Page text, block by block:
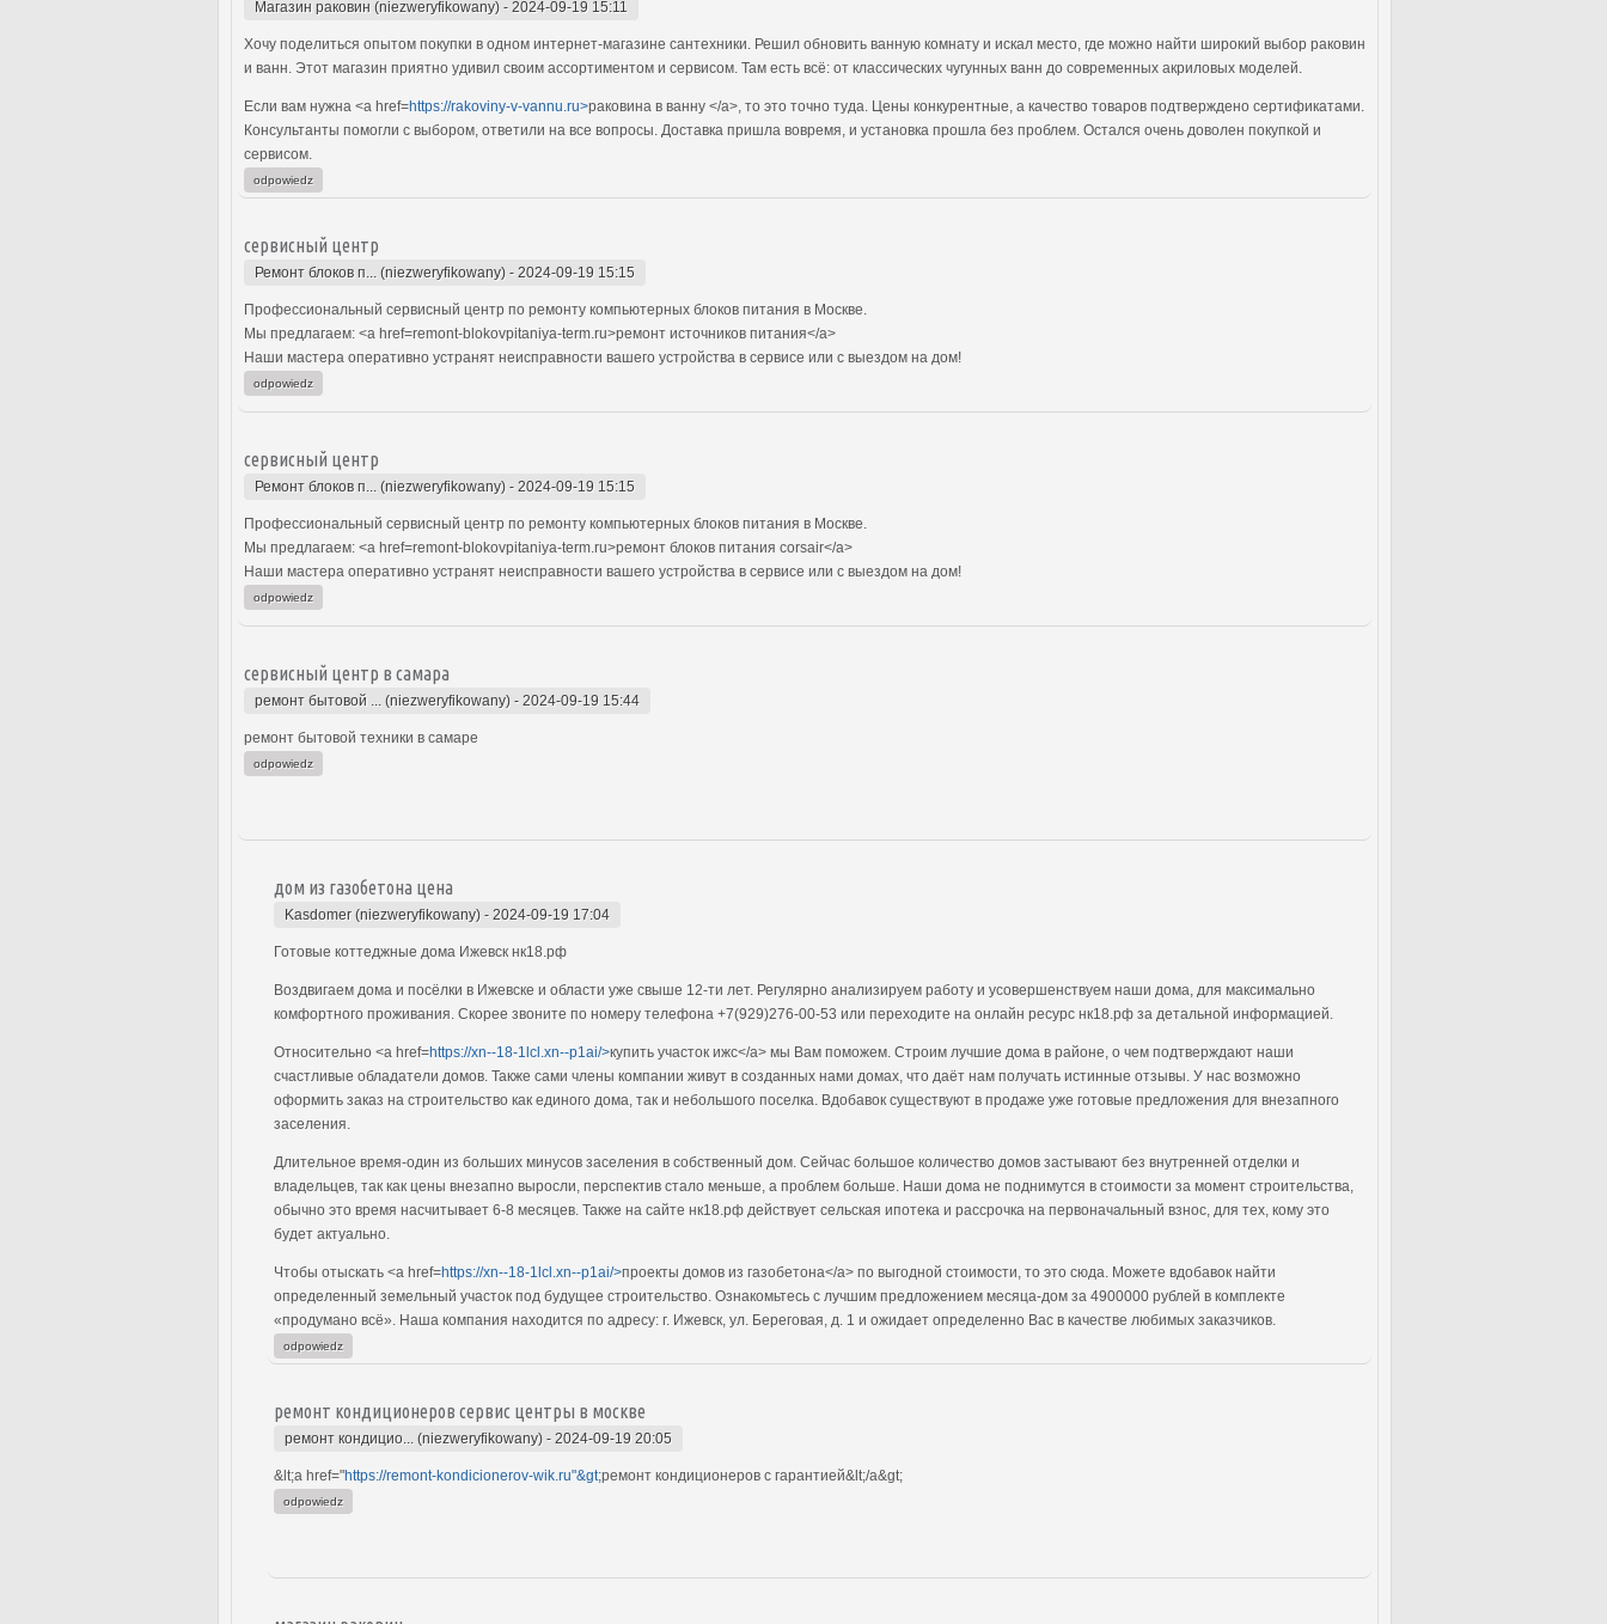
Магазин раковин (niezweryfikowany) - 2024-09-19 15:11
Хочу поделиться опытом покупки в одном интернет-магазине сантехники. Решил обновить ванную комнату и искал место, где можно найти широкий выбор раковин
и ванн. Этот магазин приятно удивил своим ассортиментом и сервисом. Там есть всё: от классических чугунных ванн до современных акриловых моделей.
Если вам нужна <a href=https://rakoviny-v-vannu.ru>раковина в ванну </a>, то это точно туда. Цены конкурентные, а качество товаров подтверждено сертификатами.
Консультанты помогли с выбором, ответили на все вопросы. Доставка пришла вовремя, и установка прошла без проблем. Остался очень доволен покупкой и
сервисом.
odpowiedz
сервисный центр
Ремонт блоков п... (niezweryfikowany) - 2024-09-19 15:15
Профессиональный сервисный центр по ремонту компьютерных блоков питания в Москве.
Мы предлагаем: <a href=remont-blokovpitaniya-term.ru>ремонт источников питания</a>
Наши мастера оперативно устранят неисправности вашего устройства в сервисе или с выездом на дом!
odpowiedz
сервисный центр
Ремонт блоков п... (niezweryfikowany) - 2024-09-19 15:15
Профессиональный сервисный центр по ремонту компьютерных блоков питания в Москве.
Мы предлагаем: <a href=remont-blokovpitaniya-term.ru>ремонт блоков питания corsair</a>
Наши мастера оперативно устранят неисправности вашего устройства в сервисе или с выездом на дом!
odpowiedz
сервисный центр в самара
ремонт бытовой ... (niezweryfikowany) - 2024-09-19 15:44
ремонт бытовой техники в самаре
odpowiedz
дом из газобетона цена
Kasdomer (niezweryfikowany) - 2024-09-19 17:04
Готовые коттеджные дома Ижевск нк18.рф
Воздвигаем дома и посёлки в Ижевске и области уже свыше 12-ти лет. Регулярно анализируем работу и усовершенствуем наши дома, для максимально
комфортного проживания. Скорее звоните по номеру телефона +7(929)276-00-53 или переходите на онлайн ресурс нк18.рф за детальной информацией.
Относительно <a href=https://xn--18-1lcl.xn--p1ai/>купить участок ижс</a> мы Вам поможем. Строим лучшие дома в районе, о чем подтверждают наши
счастливые обладатели домов. Также сами члены компании живут в созданных нами домах, что даёт нам получать истинные отзывы. У нас возможно
оформить заказ на строительство как единого дома, так и небольшого поселка. Вдобавок существуют в продаже уже готовые предложения для внезапного
заселения.
Длительное время-один из больших минусов заселения в собственный дом. Сейчас большое количество домов застывают без внутренней отделки и
владельцев, так как цены внезапно выросли, перспектив стало меньше, а проблем больше. Наши дома не поднимутся в стоимости за момент строительства,
обычно это время насчитывает 6-8 месяцев. Также на сайте нк18.рф действует сельская ипотека и рассрочка на первоначальный взнос, для тех, кому это
будет актуально.
Чтобы отыскать <a href=https://xn--18-1lcl.xn--p1ai/>проекты домов из газобетона</a> по выгодной стоимости, то это сюда. Можете вдобавок найти
определенный земельный участок под будущее строительство. Ознакомьтесь с лучшим предложением месяца-дом за 4900000 рублей в комплекте
«продумано всё». Наша компания находится по адресу: г. Ижевск, ул. Береговая, д. 1 и ожидает определенно Вас в качестве любимых заказчиков.
odpowiedz
ремонт кондиционеров сервис центры в москве
ремонт кондицио... (niezweryfikowany) - 2024-09-19 20:05
&lt;a href="https://remont-kondicionerov-wik.ru"&gt;ремонт кондиционеров с гарантией&lt;/a&gt;
odpowiedz